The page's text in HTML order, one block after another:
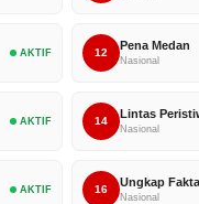
AKTIF 12
Pena Medan
Nasional
AKTIF 14
Lintas
Nasional
AKTIF 16
Ungkap Fakta
Nasional